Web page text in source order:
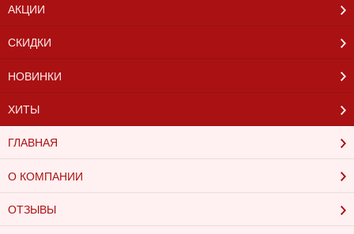
АКЦИИ
СКИДКИ
НОВИНКИ
ХИТЫ
ГЛАВНАЯ
О КОМПАНИИ
ОТЗЫВЫ